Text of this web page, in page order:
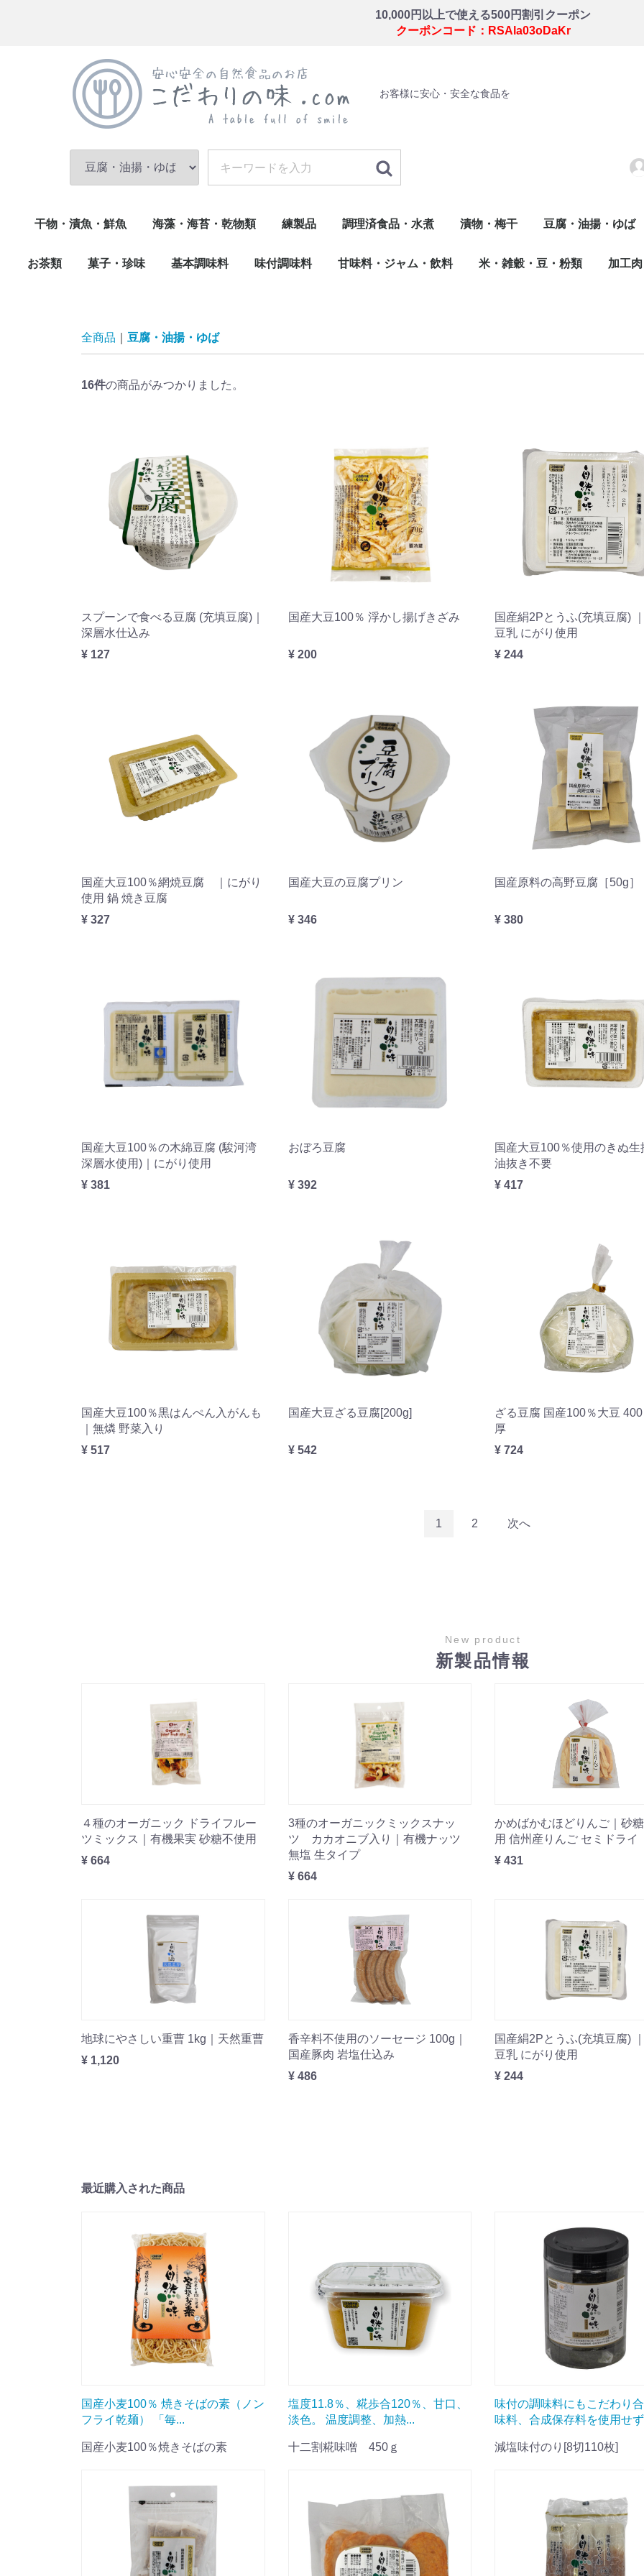
10,000円以上で使える500円割引クーポン
クーポンコード：RSAla03oDaKr
お客様に安心・安全な食品を
干物・漬魚・鮮魚
乾物(小魚)
調理済(うなぎ・煮魚)
漬魚・鮮魚
干物
海藻・海苔・乾物類
乾物類・その他
海藻・昆布
練製品
伊達巻・錦玉子・玉子焼
練物・揚げ物・調理品
かまぼこ類
調理済食品・水煮
惣菜
佃煮
水煮
漬物・梅干
わさび漬
野菜の漬物
豆腐・油揚・ゆば
油揚・ゆば・その他
豆腐
お茶類 菓子・珍味 基本調味料 味付調味料 甘味料・ジャム・飲料 米・雑穀・豆・粉類 加工
全商品 豆腐・油揚・ゆば
16件の商品がみつかりました。
スプーンで食べる豆腐 (充填豆腐)｜
深層水仕込み
¥ 127
国産大豆100％ 浮かし揚げきざみ
¥ 200
国産絹2Pとうふ(充填豆腐)
豆乳 にがり使用
¥ 244
国産大豆100％網焼豆腐 ｜にがり
使用 鍋 焼き豆腐
¥ 327
国産大豆の豆腐プリン
¥ 346
国産原料の高野豆腐［50g］
¥ 380
国産大豆100％の木綿豆腐 (駿河湾
深層水使用)｜にがり使用
¥ 381
おぼろ豆腐
¥ 392
国産大豆100％使用のきぬ生
油抜き不要
¥ 417
国産大豆100％黒はんぺん入がんも
｜無燐 野菜入り
¥ 517
国産大豆ざる豆腐[200g]
¥ 542
ざる豆腐 国産100％大豆
厚
¥ 724
1 2 次へ
New product
新製品情報
４種のオーガニック ドライフルー
ツミックス｜有機果実 砂糖不使用
¥ 664
3種のオーガニックミックスナッ
ツ カカオニブ入り｜有機ナッツ
無塩 生タイプ
¥ 664
かめばかむほどりんご｜砂
用 信州産りんご セミドライ
¥ 431
地球にやさしい重曹 1kg｜天然重曹
¥ 1,120
香辛料不使用のソーセージ 100g｜
国産豚肉 岩塩仕込み
¥ 486
国産絹2Pとうふ(充填豆腐)
豆乳 にがり使用
¥ 244
最近購入された商品
国産小麦100％ 焼きそばの素（ノン
フライ乾麺） 「毎...
国産小麦100％焼きそばの素
塩度11.8％、糀歩合120％、甘口、
淡色。 温度調整、加熱...
十二割糀味噌 450ｇ
味付の調味料にもこだわり
味料、合成保存料を使用せ
減塩味付のり[8切110枚]